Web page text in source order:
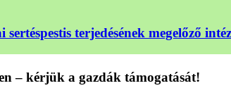
sertéspestis terjedésének megelőző
– kérjük a gazdák támogatását!